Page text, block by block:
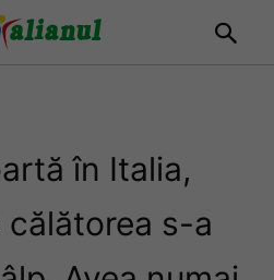
în Italia,
s-a